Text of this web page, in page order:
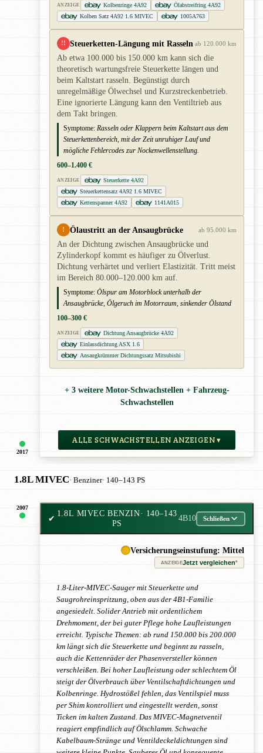
2017
ANZEIGE Kolbenringe 4A92
Ölabstreifring 4A92
Kolben Satz 4A92 1.6 MIVEC
1005A763
!! Steuerketten-Längung mit Rasseln ab 120.000 km
Ab etwa 100.000 bis 150.000 km kann sich die
theoretisch wartungsfreie Steuerkette längen und
beim Kaltstart rasseln. Begünstigt durch
unregelmäßige Ölwechsel und Kurzstreckenbetrieb.
Eine ignorierte Längung kann den Ventiltrieb aus
dem Takt bringen.
Symptome: Rasseln oder Klappern beim Kaltstart aus dem
Steuerkettenbereich, mit der Zeit unruhiger Lauf und
mögliche Fehlercodes zur Nockenwellenstellung.
600–1.400 €
ANZEIGE
Steuerkette 4A92
Steuerkettensatz 4A92 1.6 MIVEC
Kettenspanner 4A92
1141A015
! Ölaustritt an der Ansaugbrücke ab 95.000 km
An der Dichtung zwischen Ansaugbrücke und
Zylinderkopf kommt es häufiger zu Ölverlust.
Dichtung verhärtet und verliert Elastizität. Tritt meist
im Bereich 80.000–120.000 km auf.
Symptome: Ölspur am Motorblock unterhalb der
Ansaugbrücke, Ölgeruch im Motorraum, sinkender Ölstand
100–300 €
ANZEIGE
Dichtung Ansaugbrücke 4A92
Einlassdichtung ASX 1.6
Ansaugkrümmer Dichtungssatz Mitsubishi
+ 3 weitere Motor-Schwachstellen + Fahrzeug-
Schwachstellen
ALLE SCHWACHSTELLEN ANZEIGEN ▾
1.8L MIVEC· Benziner· 140–143 PS
2007
✔
1.8L MIVEC BENZIN· 140–143
PS
4B10 Schließen
Versicherungseinstufung: Mittel
ANZEIGEJetzt vergleichen*
1.8-Liter-MIVEC-Sauger mit Steuerkette und
Saugrohreinspritzung, oben aus der 4B1-Familie
angesiedelt. Solider Antrieb mit ordentlichem
Drehmoment, der bei guter Pflege hohe Laufleistungen
erreicht. Typische Themen: ab rund 150.000 bis 200.000
km längt sich die Steuerkette und beginnt zu rasseln,
auch die Kettenräder der Phasenversteller können
verschleißen. Bei hoher Laufleistung oder schlechtem Öl
steigt der Ölverbrauch über Ventilschaftdichtungen und
Kolbenringe. Hydrostößel fehlen, das Ventilspiel muss
per Shim kontrolliert und eingestellt werden, sonst
Ticken im kalten Zustand. Das MIVEC-Magnetventil
reagiert empfindlich auf Ölschlamm. Schwache
Kabelbaum-Stränge und Ventildeckeldichtungen sind